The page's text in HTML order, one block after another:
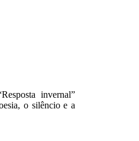
invernal”
o silêncio e a